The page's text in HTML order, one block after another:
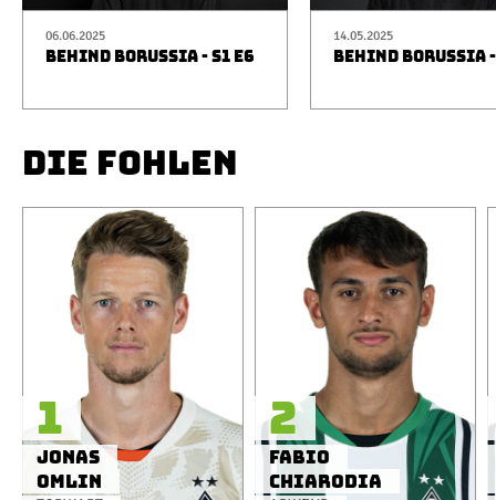
06.06.2025
BEHIND BORUSSIA - S1 E6
14.05.2025
BEHIND BORUSSIA
DIE FOHLEN
Jonas
Omlin
1
Fabio
Chiarodia
2